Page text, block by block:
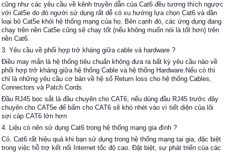
cũng như các yêu cầu về kênh truyền dẫn của Cat6 đều tương thích ngược
với Cat5e do đó người sử dụng rất dễ có xu hướng lựa chọn Cat6 và dần
loại bỏ Cat5e khỏi hệ thống mạng của họ. Bên cạnh đó, các ứng dụng đang
chạy trên nền Cat5e cũng sẽ chạy tốt (nếu không muốn nói là tốt hơn) trên
nền Cat6.
3. Yêu cầu về phối hợp trở kháng giữa cable và hardware ?
Điều may mắn là hệ thống tiêu chuẩn không đưa ra bất kỳ yêu cầu nào về
phối hợp trở kháng giữa hệ thống Cable và hệ thống Hardware.Nếu có thì
chỉ là những yêu cầu cơ bản về hệ số Return loss cho hệ thống Cables,
Connectors và Patch Cords.
Đầu RJ45 bọc sắt là đầu chuyên cho CAT6, nếu dùng đầu RJ45 trước đây
chuyên cho CAT5e để bấm cho CAT6 sẽ khó nhét vào vì tiết diện của lõi
sợi cáp CAT6 lớn hơn
4. Liệu có nên sử dụng Cat6 trong hệ thống mạng gia đình ?
Có. Cat6 rất hiệu quả khi bạn sử dụng trong hệ thống mạng tại gia, đặc biệt
trong việc hỗ trợ kết nối Internet tốc độ cao. Đặt biệt, sự phát triển của các